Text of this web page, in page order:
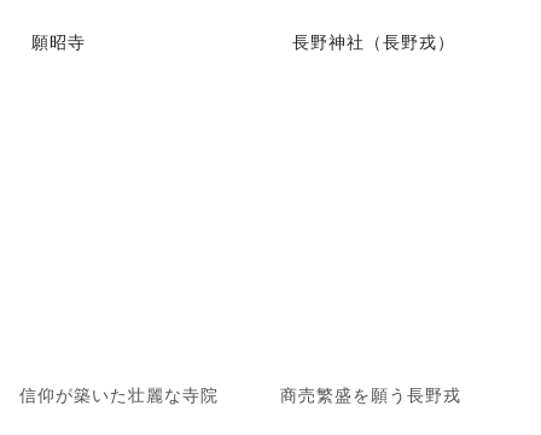
願昭寺
信仰が築いた壮麗な寺院
長野神社（長野戎）
商売繁盛を願う長野戎